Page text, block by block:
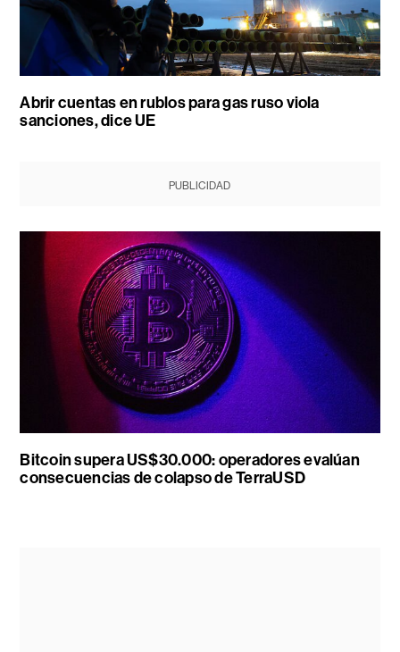
Abrir cuentas en rublos para gas ruso viola
sanciones, dice UE
PUBLICIDAD
Bitcoin supera US$30.000: operadores evalúan
consecuencias de colapso de TerraUSD